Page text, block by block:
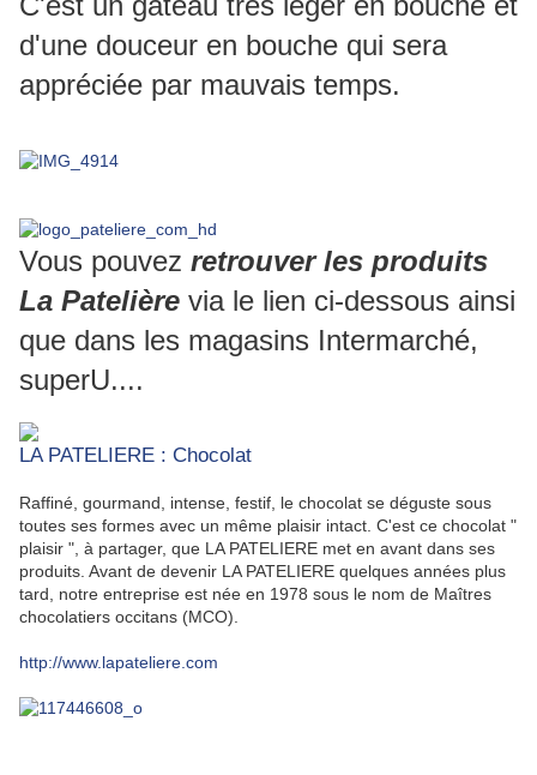
d'une douceur en bouche qui sera
appréciée par mauvais temps.
Vous pouvez retrouver les produits
La Patelière via le lien ci-dessous ainsi
que dans les magasins Intermarché,
superU....
LA PATELIERE : Chocolat
Raffiné, gourmand, intense, festif, le chocolat se déguste sous
toutes ses formes avec un même plaisir intact. C'est ce chocolat "
plaisir ", à partager, que LA PATELIERE met en avant dans ses
produits. Avant de devenir LA PATELIERE quelques années plus
tard, notre entreprise est née en 1978 sous le nom de Maîtres
chocolatiers occitans (MCO).
http://www.lapateliere.com